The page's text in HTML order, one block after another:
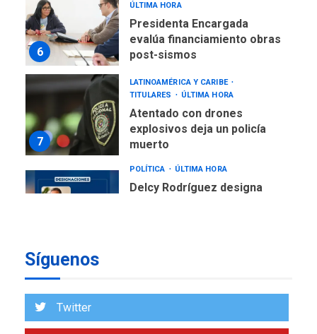
6
ÚLTIMA HORA
Presidenta Encargada
evalúa financiamiento obras
post-sismos
7
LATINOAMÉRICA Y CARIBE
TITULARES
ÚLTIMA HORA
Atentado con drones
explosivos deja un policía
muerto
POLÍTICA ÚLTIMA HORA
Delcy Rodríguez designa
Argentina para despedir a
Síguenos
Twitter